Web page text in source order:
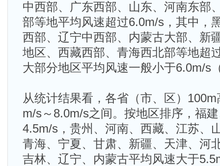
中西部、广东西部、山东、河南东部
部等地平均风速超过6.0m/s，其中，
西部、辽宁中西部、内蒙古大部、新
地区、西藏西部、青海西北部等地超
大部分地区平均风速一般小于6.0m/s
从统计结果看，各省（市、区）
m/s～8.0m/s之间。按地区排序，福
4.5m/s，贵州、河南、西藏、江苏、
青海、宁夏、甘肃、新疆、天津、河
吉林、辽宁、内蒙古平均风速大于